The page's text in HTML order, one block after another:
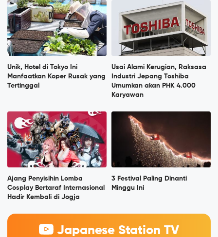
Unik, Hotel di Tokyo Ini
Manfaatkan Koper Rusak yang
Tertinggal
Usai Alami Kerugian, Raksasa
Industri Jepang Toshiba
Umumkan akan PHK 4.000
Karyawan
Ajang Penyisihin Lomba
Cosplay Bertaraf Internasional
Hadir Kembali di Jogja
3 Festival Paling Dinanti
Minggu Ini
Japanese Station TV